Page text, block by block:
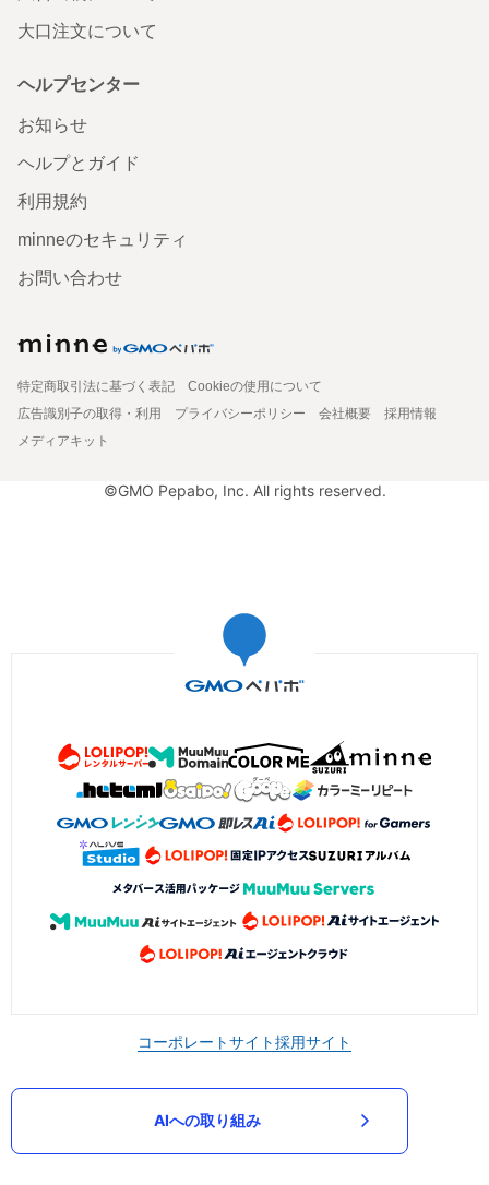
大口注文について
ヘルプセンター
お知らせ
ヘルプとガイド
利用規約
minneのセキュリティ
お問い合わせ
特定商取引法に基づく表記
Cookieの使用について
広告識別子の取得・利用
プライバシーポリシー 会社概要
採用情報
メディアキット
©GMO Pepabo, Inc. All rights reserved.
コーポレートサイト採用サイト
AIへの取り組み